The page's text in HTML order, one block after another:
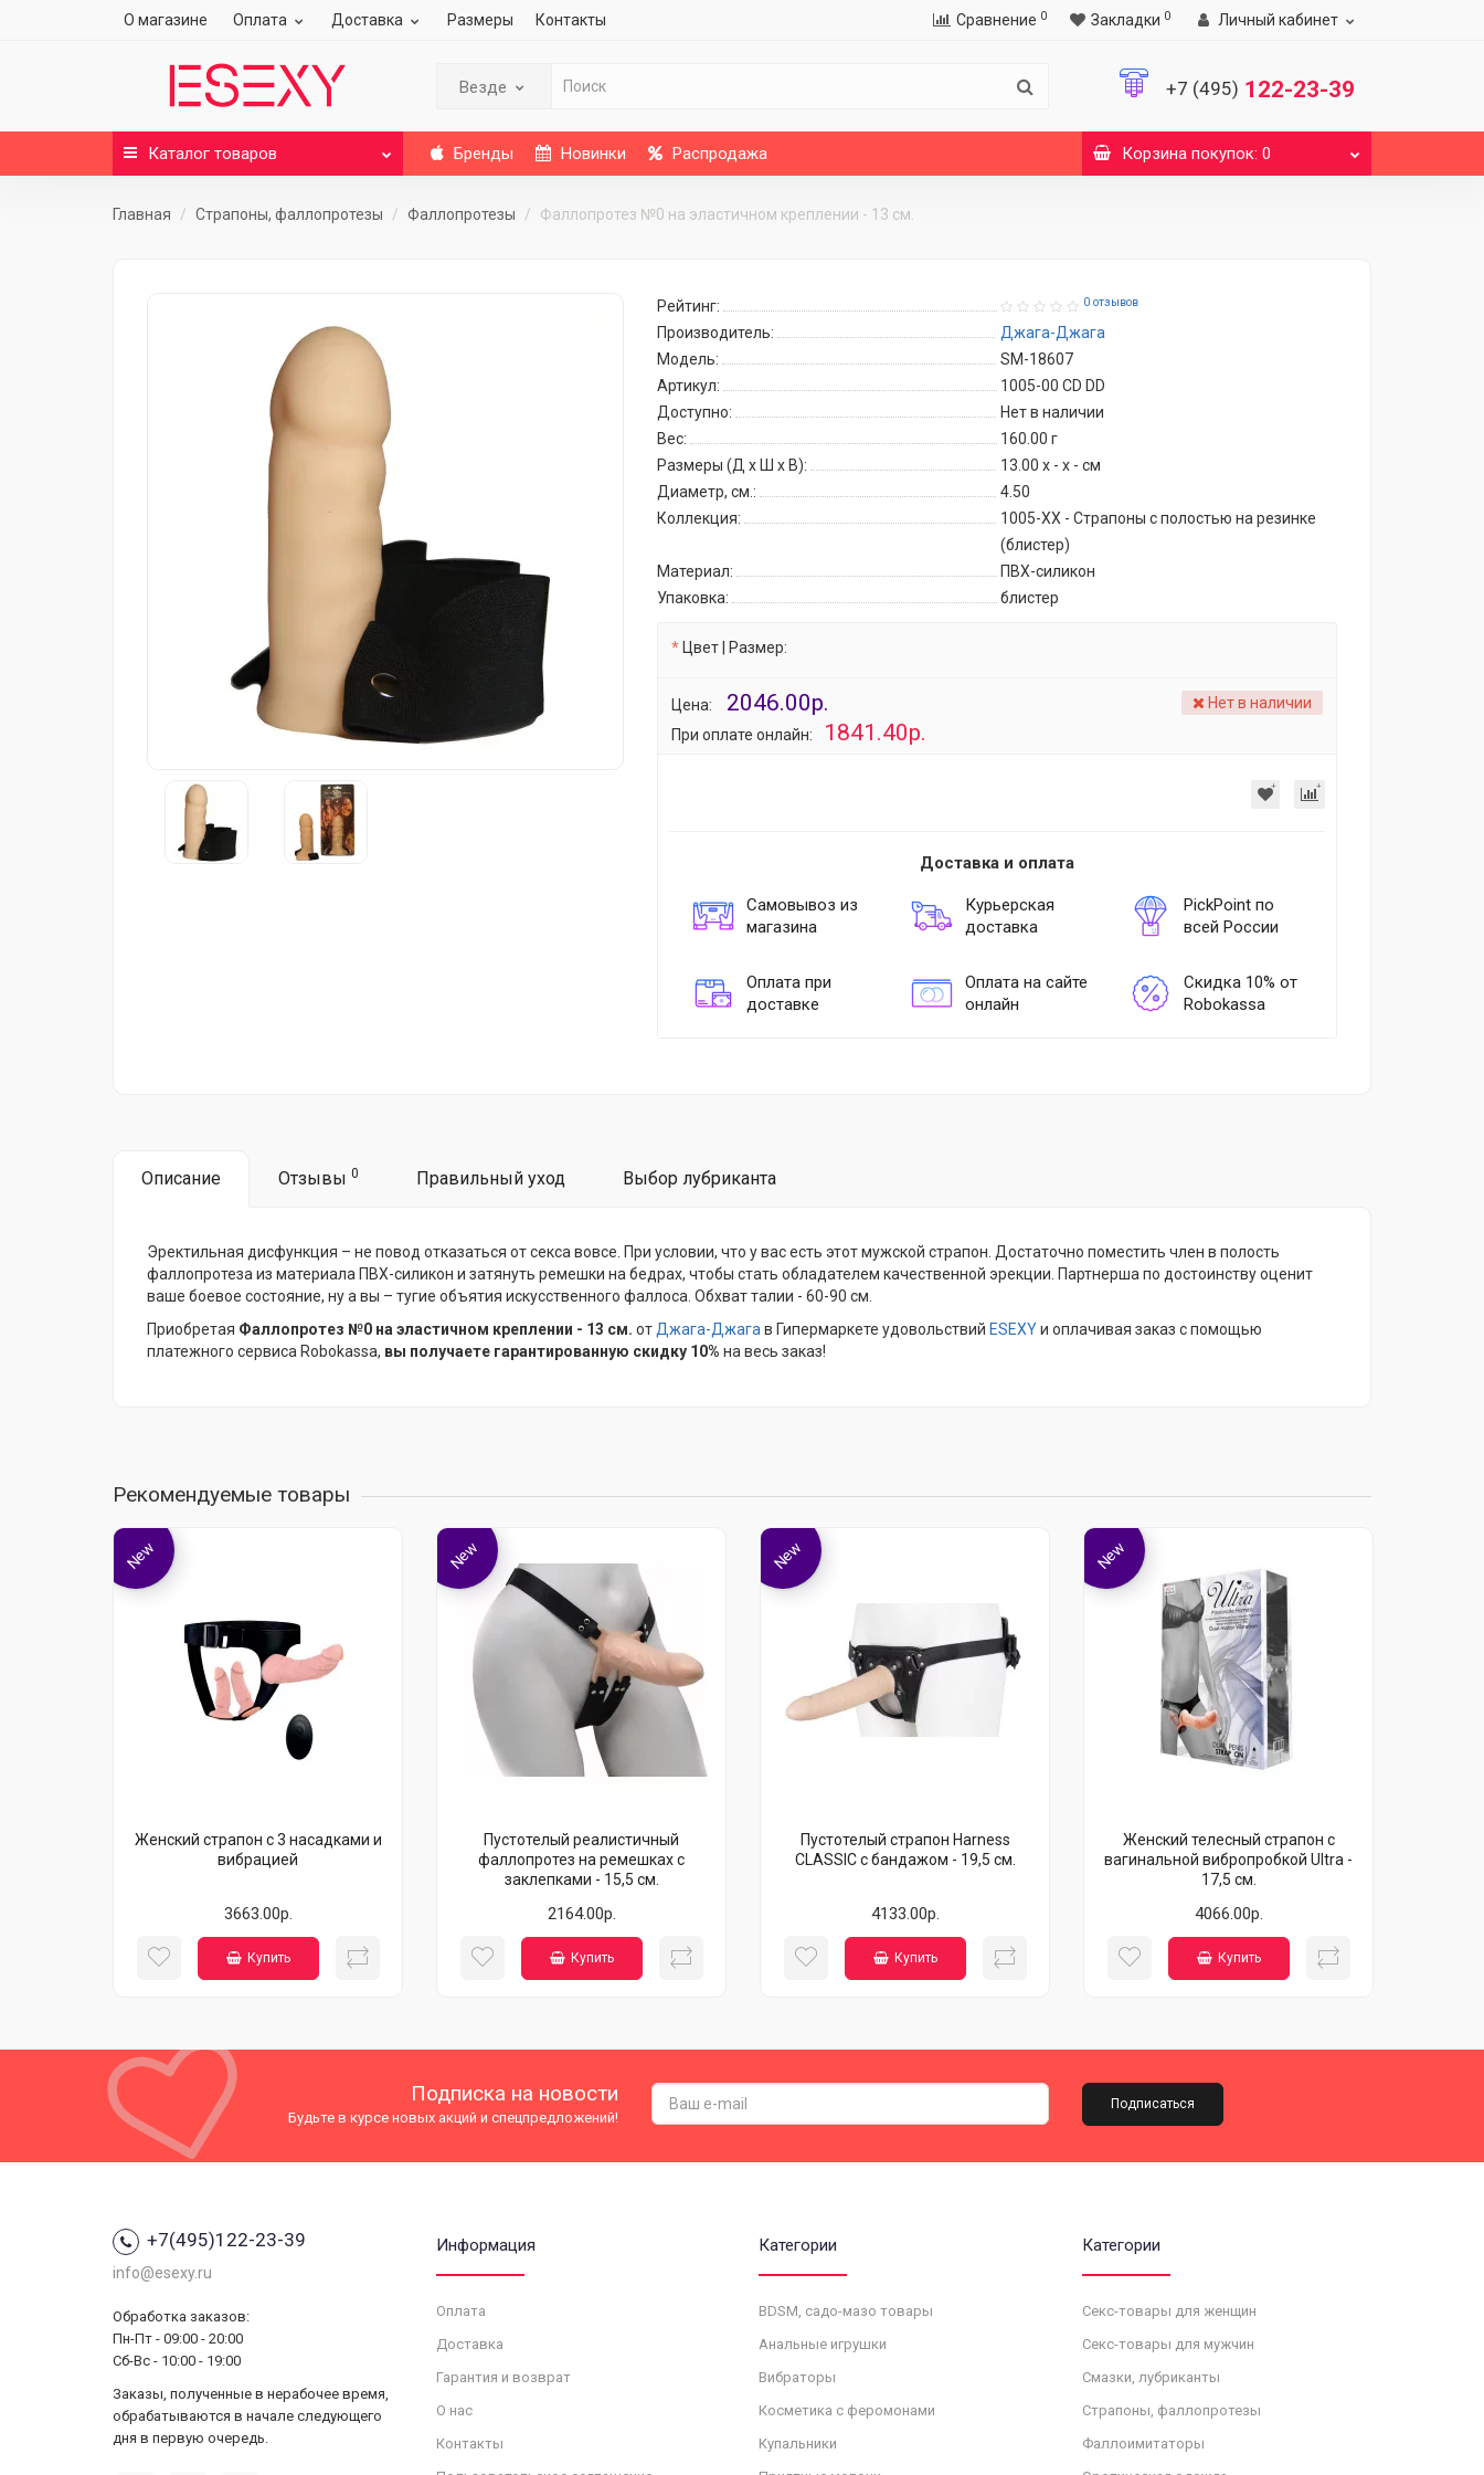
О магазине Оплата Доставка Размеры Контакты Сравнение 0 Закладки 0 Личный кабинет
Везде +7 (495) 122-23-39
Каталог товаров Бренды Новинки Распродажа Корзинапокупок: 0
Главная Страпоны, фаллопротезы Фаллопротезы Фаллопротез №0 на эластичном креплении - 13 см.
Рейтинг: 0 отзывов
Производитель:
Джага-Джага
Модель:
SM-18607
Артикул:
1005-00 CD DD
Доступно:
Нет в наличии
Вес:
160.00 г
Размеры (Д x Ш x В):
13.00 x - x - см
Диаметр, см.:
4.50
Коллекция:
1005-ХХ - Страпоны с полостью на резинке
(блистер)
Материал:
ПВХ-силикон
Упаковка:
блистер
Цвет | Размер:
Цена: 2046.00р.
При оплате онлайн: 1841.40р.
Нет в наличии
Доставка и оплата
Самовывоз из
магазина
Курьерская
доставка
PickPoint по
всей России
Оплата при
доставке
Оплата на сайте
онлайн
Скидка 10% от
Robokassa
Описание Отзывы 0 Правильный уход Выбор лубриканта
Эректильная дисфункция – не повод отказаться от секса вовсе. При условии, что у вас есть этот мужской страпон. Достаточно поместить член в полость
фаллопротеза из материала ПВХ-силикон и затянуть ремешки на бедрах, чтобы стать обладателем качественной эрекции. Партнерша по достоинству оценит
ваше боевое состояние, ну а вы – тугие объятия искусственного фаллоса. Обхват талии - 60-90 см.
Приобретая Фаллопротез №0 на эластичном креплении - 13 см. от Джага-Джага в Гипермаркете удовольствий ESEXYи оплачивая заказ с помощью
платежного сервиса Robokassa, вы получаете гарантированную скидку 10% на весь заказ!
Рекомендуемые товары
New
Женский страпон с 3 насадками и
вибрацией
3663.00р.
Купить
New
Пустотелый реалистичный
фаллопротез на ремешках с
заклепками - 15,5 см.
2164.00р.
Купить
New
Пустотелый страпон Harness
CLASSIC с бандажом - 19,5 см.
4133.00р.
Купить
New
Женский телесный страпон с
вагинальной вибропробкой Ultra -
17,5 см.
4066.00р.
Купить
Подписка на новости
Будьте в курсе новых акций и спецпредложений!
Подписаться
+7(495)122-23-39
info@esexy.ru
Обработка заказов:
Пн-Пт - 09:00 - 20:00
Сб-Вс - 10:00 - 19:00
Заказы, полученные в нерабочее время,
обрабатываются в начале следующего
дня в первую очередь.
Информация
Оплата
Доставка
Гарантия и возврат
О нас
Контакты
Категории
BDSM, садо-мазо товары
Анальные игрушки
Вибраторы
Косметика с феромонами
Купальники
Категории
Секс-товары для женщин
Секс-товары для мужчин
Смазки, лубриканты
Страпоны, фаллопротезы
Фаллоимитаторы